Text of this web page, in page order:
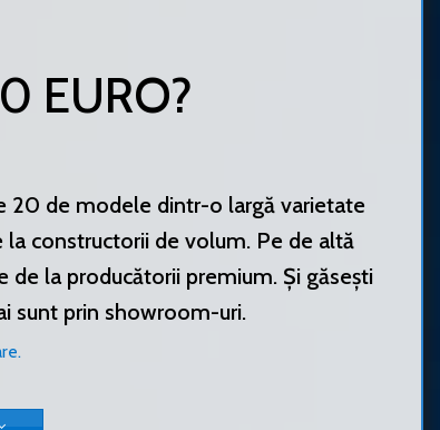
EURO?
20 de modele dintr-o largă varietate
constructorii de volum. Pe de altă
la producătorii premium. Și găsești
sunt prin showroom-uri.